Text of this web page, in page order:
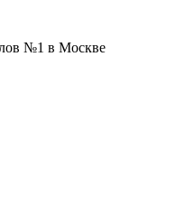
№1 в Москве